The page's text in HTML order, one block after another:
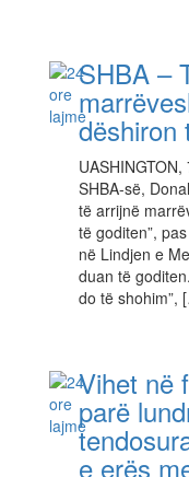
SHBA –
dëshiron
SHBA-së,
të arrijnë
të goditen”,
në Lindjen e
duan të
do të shohim”,
Vihet në
parë
e erës